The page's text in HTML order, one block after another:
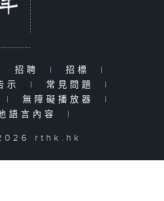
招聘 | 招標
|
示
| 常見問題
|
| 無障礙播放器
|
語言內容
|
rthk.hk